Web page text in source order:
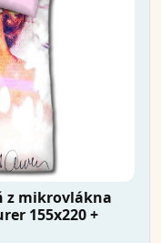
z mikrovlákna
155x220 +